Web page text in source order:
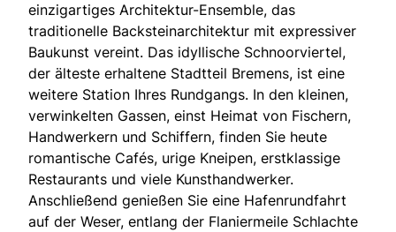
einzigartiges Architektur-Ensemble, das
traditionelle Backsteinarchitektur mit expressiver
Baukunst vereint. Das idyllische Schnoorviertel,
der älteste erhaltene Stadtteil Bremens, ist eine
weitere Station Ihres Rundgangs. In den kleinen,
verwinkelten Gassen, einst Heimat von Fischern,
Handwerkern und Schiffern, finden Sie heute
romantische Cafés, urige Kneipen, erstklassige
Restaurants und viele Kunsthandwerker.
Anschließend genießen Sie eine Hafenrundfahrt
auf der Weser, entlang der Flaniermeile Schlachte